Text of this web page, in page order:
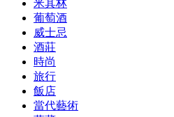
米其林
葡萄酒
威士忌
酒莊
時尚
旅行
飯店
當代藝術